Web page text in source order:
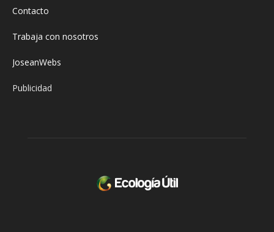
Contacto
Trabaja con nosotros
JoseanWebs
Publicidad